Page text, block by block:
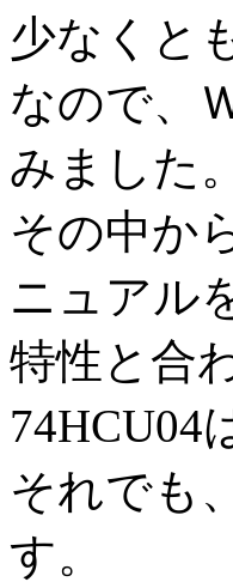
少なくと
なので、
みました。
その中か
ニュアル
特性と合
74HCU04
それでも
す。